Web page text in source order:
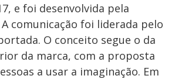
e foi desenvolvida pela
comunicação foi liderada pelo
O conceito segue o da
da marca, com a proposta
a usar a imaginação. Em